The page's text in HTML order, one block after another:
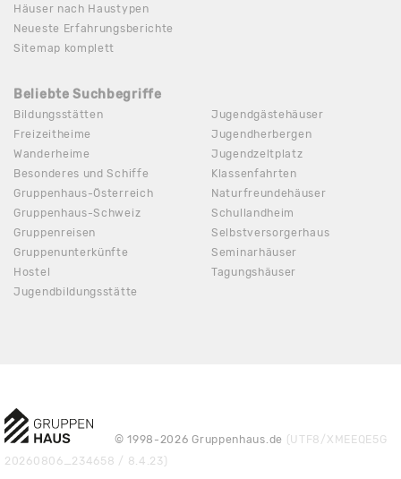
Häuser nach Haustypen
Neueste Erfahrungsberichte
Sitemap komplett
Beliebte Suchbegriffe
Bildungsstätten
Freizeitheime
Wanderheime
Besonderes und Schiffe
Gruppenhaus-Österreich
Gruppenhaus-Schweiz
Gruppenreisen
Gruppenunterkünfte
Hostel
Jugendbildungsstätte
Jugendgästehäuser
Jugendherbergen
Jugendzeltplatz
Klassenfahrten
Naturfreundehäuser
Schullandheim
Selbstversorgerhaus
Seminarhäuser
Tagungshäuser
© 1998-2026 Gruppenhaus.de
(UTF8/XMEEQE5G
20260806_234658 / 8.4.23)